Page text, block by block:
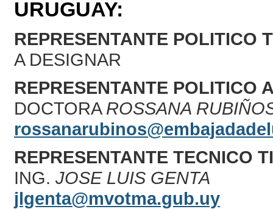
URUGUAY:
REPRESENTANTE POLITICO
A DESIGNAR
REPRESENTANTE POLITICO
DOCTORA ROSSANA
REPRESENTANTE TECNICO
ING. JOSE LUIS GENTA
jlgenta@mvotma.gub.uy